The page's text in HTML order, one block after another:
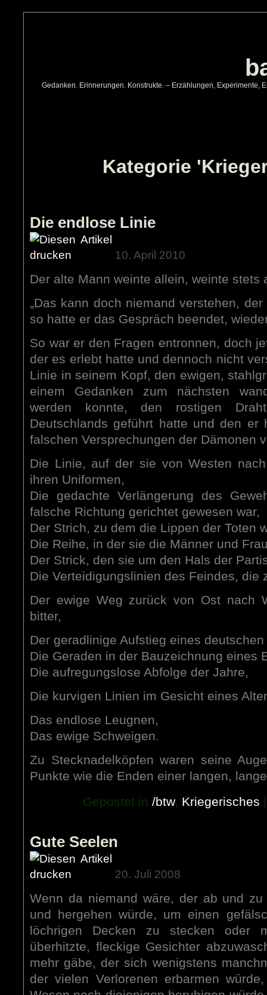
Gedanken. Erinnerungen. Konstrukte. – Erzählungen, Experimente,
Kategorie
Die endlose Linie
10. April 2010
Der alte Mann weinte allein, weinte stets
„Das kann doch niemand verstehen,
so hatte er das Gespräch beendet,
So war er den Fragen entronnen, doch
der es erlebt hatte und dennoch nicht
Linie in seinem Kopf, den ewigen,
einem Gedanken zum nächsten
werden konnte, den rostigen
Deutschlands geführt hatte und den er
falschen Versprechungen der Dämonen
Die Linie, auf der sie von Westen
ihren Uniformen,
Die gedachte Verlängerung des
falsche Richtung gerichtet gewesen war,
Der Strich, zu dem die Lippen der Toten
Die Reihe, in der sie die Männer und
Der Strick, den sie um den Hals der
Die Verteidigungslinien des Feindes, die
Der ewige Weg zurück von Ost nach
bitter,
Der geradlinige Aufstieg eines
Die Geraden in der Bauzeichnung eines
Die aufregungslose Abfolge der Jahre,
Die kurvigen Linien im Gesicht eines
Das endlose Leugnen,
Das ewige Schweigen.
Zu Stecknadelköpfen waren seine
Punkte wie die Enden einer langen,
Gepostet in /btw, Kriegerisches
Gute Seelen
20. Juli 2008
Wenn da niemand wäre, der ab und
und hergehen würde, um einen
löchrigen Decken zu stecken oder
überhitzte, fleckige Gesichter
mehr gäbe, der sich wenigstens
der vielen Verlorenen erbarmen